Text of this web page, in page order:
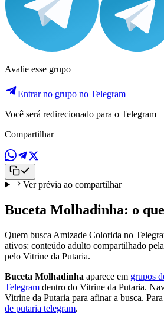
Avalie esse grupo
Entrar no grupo no Telegram
Você será redirecionado para o Telegram
Compartilhar
Ver prévia ao compartilhar
Buceta Molhadinha: o
Quem busca Amizade Colorida no
ativos: conteúdo adulto compartilhado
pelo Vitrine da Putaria.
Buceta Molhadinha aparece em grupos
Telegram dentro do Vitrine da Putaria.
Vitrine da Putaria para afinar a busca.
de putaria telegram.